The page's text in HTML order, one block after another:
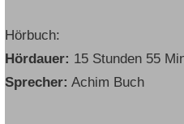
Hörbuch:
Hördauer: 15 Stunden 55
Sprecher: Achim Buch